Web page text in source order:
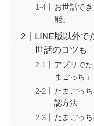
お世話で
能」
LINE版以外で
世話のコツも
アプリで
まごっち」
たまごっ
認方法
たまごっ